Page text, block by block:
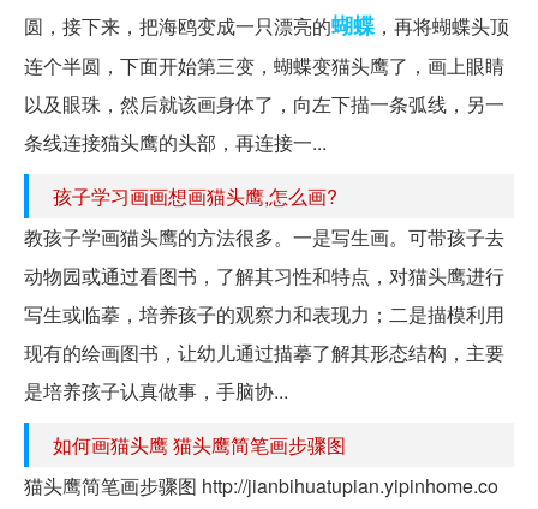
圆，接下来，把海鸥变成一只漂亮的蝴蝶 ，再将蝴蝶头顶
连个半圆，下面开始第三变，蝴蝶变猫头鹰了，画上眼睛
以及眼珠，然后就该画身体了，向左下描一条弧线，另一
条线连接猫头鹰的头部，再连接一...
孩子学习画画想画猫头鹰,怎么画?
教孩子学画猫头鹰的方法很多。一是写生画。可带孩子去
动物园或通过看图书，了解其习性和特点，对猫头鹰进行
写生或临摹，培养孩子的观察力和表现力；二是描模利用
现有的绘画图书，让幼儿通过描摹了解其形态结构，主要
是培养孩子认真做事，手脑协...
如何画猫头鹰 猫头鹰简笔画步骤图
猫头鹰简笔画步骤图 http://jianbihuatupian.yipinhome.co